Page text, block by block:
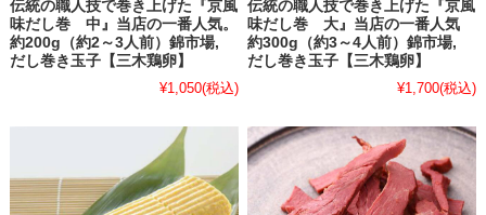
伝統の職人技で巻き上げた『京風
味だし巻 中』当店の一番人気。
約200g（約2～3人前）錦市場,
だし巻き玉子【三木鶏卵】
¥1,050(税込)
伝統の職人技で巻き上げた『京風
味だし巻 大』当店の一番人気
約300g（約3～4人前）錦市場,
だし巻き玉子【三木鶏卵】
¥1,700(税込)